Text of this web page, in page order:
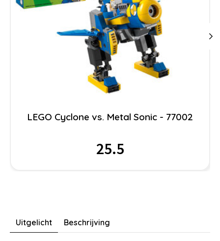
LEGO Cyclone vs. Metal Sonic - 77002
25.5
Uitgelicht Beschrijving